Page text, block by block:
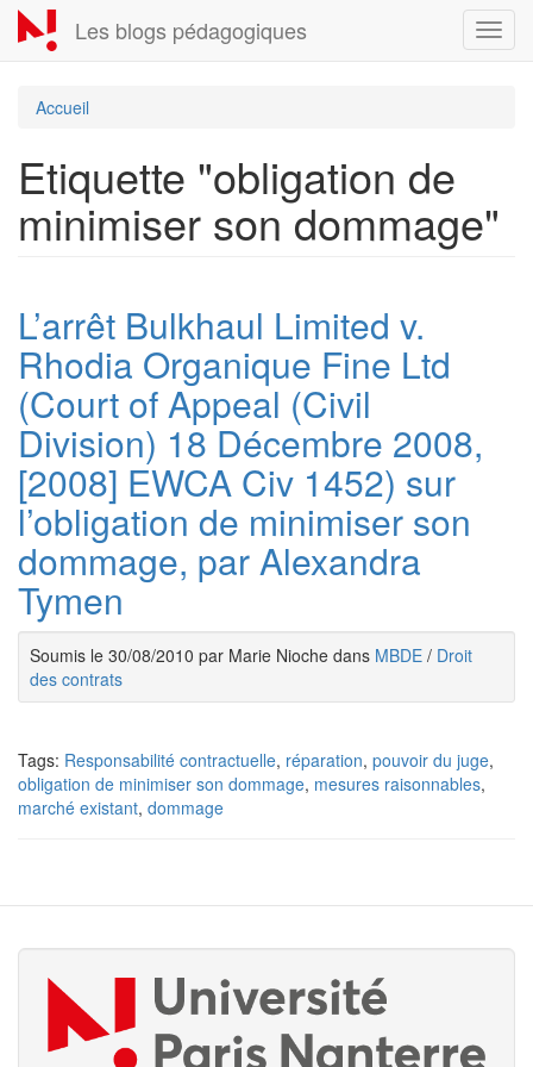
Aller
au
contenu
Les blogs pédagogiques
Accueil
Etiquette "obligation de
minimiser son dommage"
L’arrêt Bulkhaul Limited v.
Rhodia Organique Fine Ltd
(Court of Appeal (Civil
Division) 18 Décembre 2008,
[2008] EWCA Civ 1452) sur
l’obligation de minimiser son
dommage, par Alexandra
Tymen
Soumis le 30/08/2010 par Marie Nioche dans MBDE / Droit
des contrats
Tags: Responsabilité contractuelle, réparation, pouvoir du juge,
obligation de minimiser son dommage, mesures raisonnables,
marché existant, dommage